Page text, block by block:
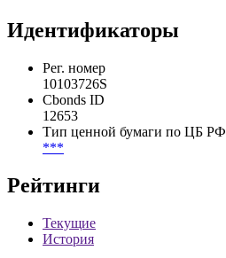
Идентификаторы
Рег. номер
10103726S
Cbonds ID
12653
Тип ценной бумаги по ЦБ РФ
***
Рейтинги
Текущие
История